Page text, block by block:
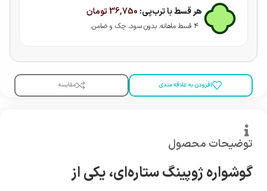
هر قسط با ترب‌پی: 36,750تومان
۴ قسط ماهانه. بدون سود، چک و ضامن.
افزودن به علاقه مندی مقایسه
توضیحات محصول
گوشواره ژوپینگ ستاره‌ای، یکی از